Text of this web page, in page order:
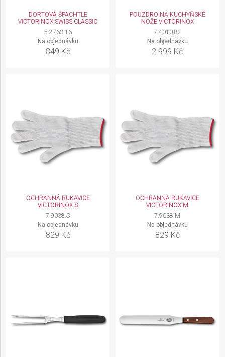
DORTOVÁ ŠPACHTLE
VICTORINOX SWISS CLASSIC
5.2763.16
Na objednávku
849 Kč
POUZDRO NA KUCHYŇSKÉ
NOŽE VICTORINOX
7.4010.82
Na objednávku
2 999 Kč
OCHRANNÁ RUKAVICE
VICTORINOX S
7.9038.S
Na objednávku
829 Kč
OCHRANNÁ RUKAVICE
VICTORINOX M
7.9038.M
Na objednávku
829 Kč